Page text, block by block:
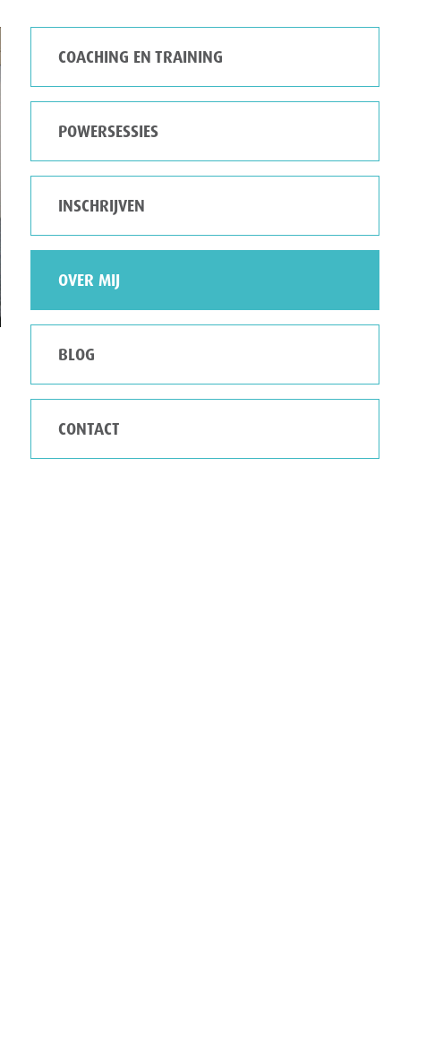
COACHING EN TRAINING
POWERSESSIES
INSCHRIJVEN
OVER MIJ
BLOG
CONTACT